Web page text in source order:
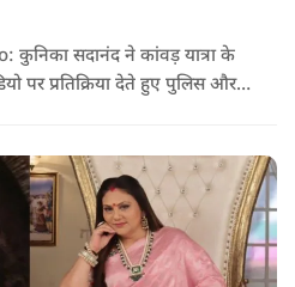
सदानंद ने कांवड़ यात्रा के
पर प्रतिक्रिया देते हुए पुलिस और
कार्रवाई होनी चाहिए.